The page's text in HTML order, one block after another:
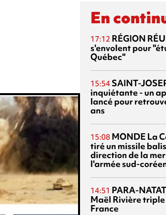
En
17:12 RÉGION
s'envolent pour
Québec"
15:54 SAINT-
inquiétante - un
lancé pour
ans
15:08 MONDE La
tiré un missile
direction de la
l'armée sud-
14:51 PARA-
Maël Rivière
France